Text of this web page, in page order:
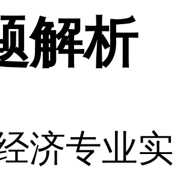
解析
济专业实